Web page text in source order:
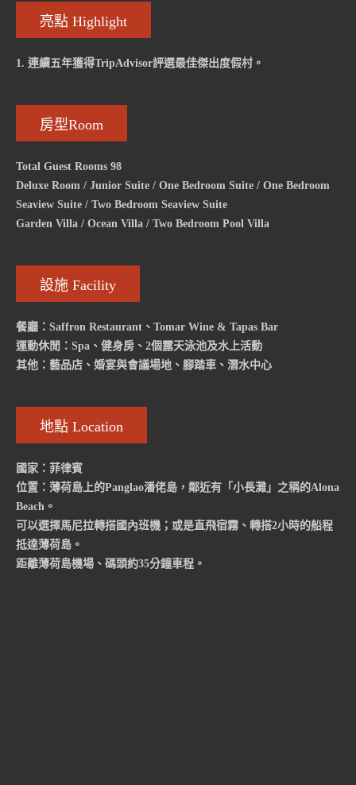
亮點 Highlight
1. 連續五年獲得TripAdvisor評選最佳傑出度假村。
房型Room
Total Guest Rooms 98
Deluxe Room / Junior Suite / One Bedroom Suite / One Bedroom
Seaview Suite / Two Bedroom Seaview Suite
Garden Villa / Ocean Villa / Two Bedroom Pool Villa
設施 Facility
餐廳：Saffron Restaurant、Tomar Wine & Tapas Bar
運動休閒：Spa、健身房、2個露天泳池及水上活動
其他：藝品店、婚宴與會議場地、腳踏車、潛水中心
地點 Location
國家：菲律賓
位置：薄荷島上的Panglao潘佬島，鄰近有「小長灘」之稱的Alona
Beach。
可以選擇馬尼拉轉搭國內班機；或是直飛宿霧、轉搭2小時的船程
抵達薄荷島。
距離薄荷島機場、碼頭約35分鐘車程。